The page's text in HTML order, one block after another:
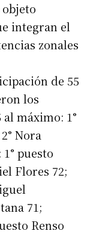
integran el
zonales
de 55
los
máximo: 1°
Nora
puesto
Flores 72;
71;
Renso